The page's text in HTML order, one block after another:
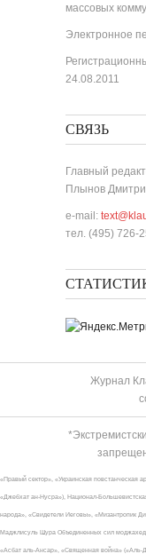
массовых
Электронное
24.08.2011
СВЯЗЬ
Главный
Плынов
e-mail:
тел. (495) 726-
Журнал
«Правый сектор», «Украинская
«Джебхат ан-Нусра»), Национал-
народа», «Свидетели Иеговы», «Мизантропик
Маджлисуль Шура Объединенных сил
«Асбат аль-Ансар», «Священная война» («Аль-